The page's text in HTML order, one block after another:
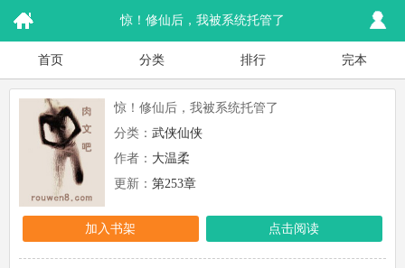
惊！修仙后，我被系统托管了
首页 分类 排行 完本
惊！修仙后，我被系统托管了
分类： 武侠仙侠
作者： 大温柔
更新： 第253章
加入书架 点击阅读